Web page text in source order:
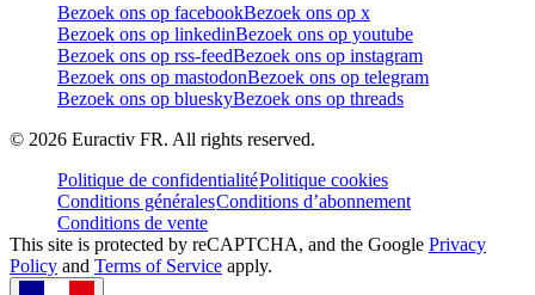
Bezoek ons op facebookBezoek ons op x
Bezoek ons op linkedinBezoek ons op youtube
Bezoek ons op rss-feedBezoek ons op instagram
Bezoek ons op mastodonBezoek ons op telegram
Bezoek ons op blueskyBezoek ons op threads
© 2026 Euractiv FR. All rights reserved.
Politique de confidentialitéPolitique cookies
Conditions généralesConditions d’abonnement
Conditions de vente
This site is protected by reCAPTCHA, and the Google Privacy
Policy and Terms of Service apply.